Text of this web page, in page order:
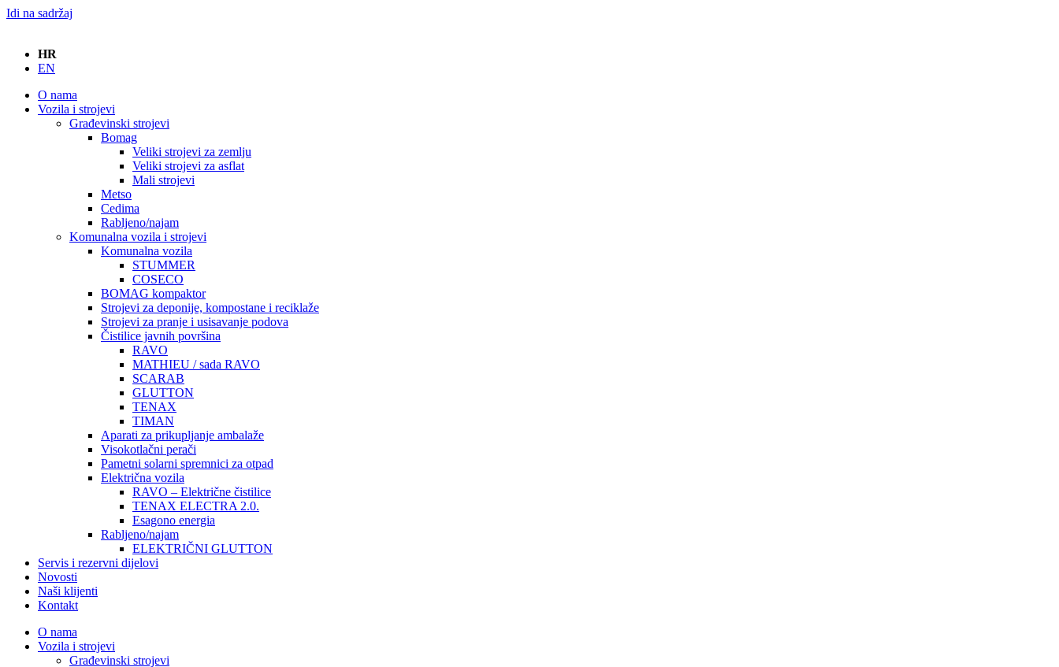
Idi na sadržaj
HR
EN
O nama
Vozila i strojevi
Građevinski strojevi
Bomag
Veliki strojevi za zemlju
Veliki strojevi za asflat
Mali strojevi
Metso
Cedima
Rabljeno/najam
Komunalna vozila i strojevi
Komunalna vozila
STUMMER
COSECO
BOMAG kompaktor
Strojevi za deponije, kompostane i reciklaže
Strojevi za pranje i usisavanje podova
Čistilice javnih površina
RAVO
MATHIEU / sada RAVO
SCARAB
GLUTTON
TENAX
TIMAN
Aparati za prikupljanje ambalaže
Visokotlačni perači
Pametni solarni spremnici za otpad
Električna vozila
RAVO – Električne čistilice
TENAX ELECTRA 2.0.
Esagono energia
Rabljeno/najam
ELEKTRIČNI GLUTTON
Servis i rezervni dijelovi
Novosti
Naši klijenti
Kontakt
O nama
Vozila i strojevi
Građevinski strojevi